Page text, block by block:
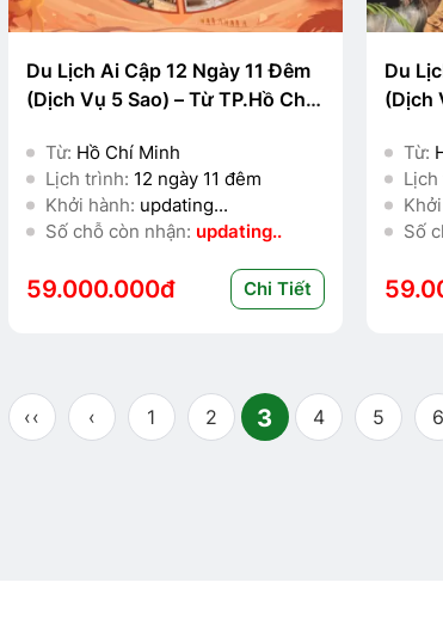
Du Lịch Ai Cập 12 Ngày 11 Đêm
(Dịch Vụ 5 Sao) – Từ TP.Hồ Chí
Từ: Hồ Chí Minh
Lịch trình: 12 ngày 11 đêm
Khởi hành: updating...
Số chỗ còn nhận: updating..
59.000.000đ Chi Tiết
Du
(Dịch
Từ:
Số
‹‹ ‹ 1 2 3 4 5 6